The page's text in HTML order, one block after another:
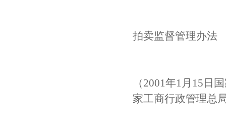
拍卖监督管理办法
（2001年1月15日
家工商行政管理总